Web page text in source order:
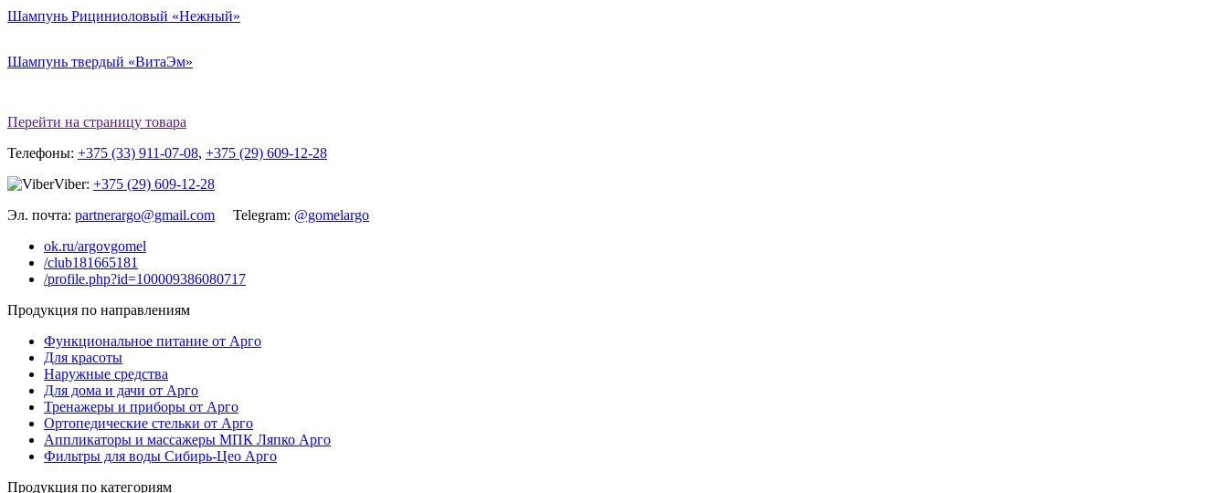
Шампунь Рициниоловый «Нежный»
Шампунь твердый «ВитаЭм»
Перейти на страницу товара
Телефоны: +375 (33) 911-07-08, +375 (29) 609-12-28
Viber: +375 (29) 609-12-28
Эл. почта: partnerargo@gmail.com Telegram: @gomelargo
ok.ru/argovgomel
/club181665181
/profile.php?id=100009386080717
Продукция по направлениям
Функциональное питание от Арго
Для красоты
Наружные средства
Для дома и дачи от Арго
Тренажеры и приборы от Арго
Ортопедические стельки от Арго
Аппликаторы и массажеры МПК Ляпко Арго
Фильтры для воды Сибирь-Цео Арго
Продукция по категориям